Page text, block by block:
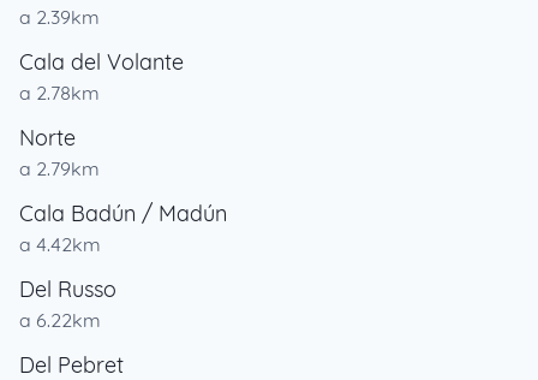
a 2.39km
Cala del Volante
a 2.78km
Norte
a 2.79km
Cala Badún / Madún
a 4.42km
Del Russo
a 6.22km
Del Pebret